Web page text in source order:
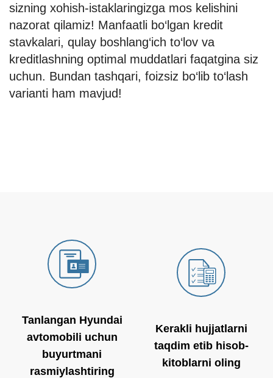
sizning xohish-istaklaringizga mos kelishini
nazorat qilamiz! Manfaatli bo‘lgan kredit
stavkalari, qulay boshlang‘ich to‘lov va
kreditlashning optimal muddatlari faqatgina siz
uchun. Bundan tashqari, foizsiz bo‘lib to‘lash
varianti ham mavjud!
Tanlangan Hyundai
avtomobili uchun
buyurtmani
rasmiylashtiring
Kerakli hujjatlarni
taqdim etib hisob-
kitoblarni oling